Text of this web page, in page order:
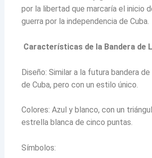
por la libertad que marcaría el inicio
guerra por la independencia de Cuba.
Características de la Bandera de
Diseño: Similar a la futura bandera
de Cuba, pero con un estilo único.
Colores: Azul y blanco, con un
estrella blanca de cinco puntas.
Símbolos: